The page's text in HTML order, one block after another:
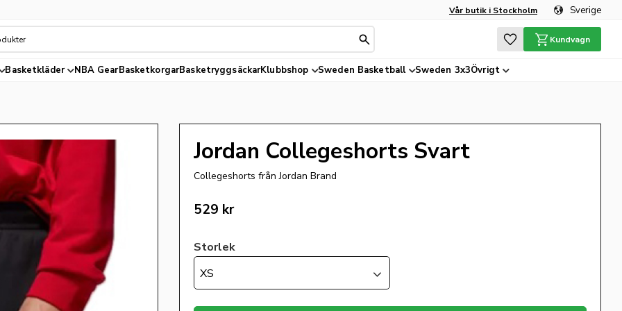
Vår butik i Stockholm Sverige
Favoriter
Kundvagn
Basketkläder NBA GearBasketkorgarBasketryggsäckarKlubbshop Sweden Basketball Sweden 3x3Övrigt
Jordan Collegeshorts Svart
Collegeshorts från Jordan Brand
529 kr
Storlek
XS